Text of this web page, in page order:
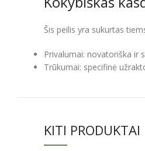
Šis peilis yra sukurtas
Privalumai: novatoriška ir
Trūkumai: specifinė
KITI PRODUKTAI